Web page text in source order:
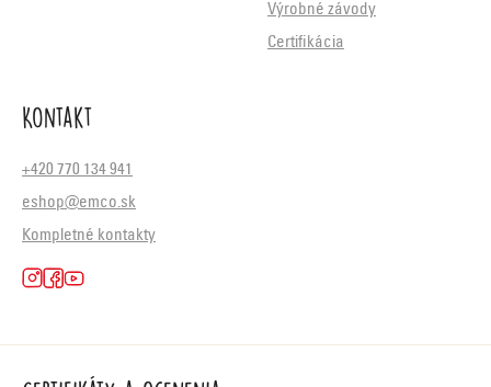
Výrobné závody
Certifikácia
Kontakt
+420 770 134 941
eshop@emco.sk
Kompletné kontakty